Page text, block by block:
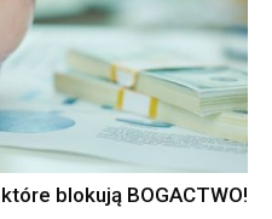
blokują BOGACTWO!